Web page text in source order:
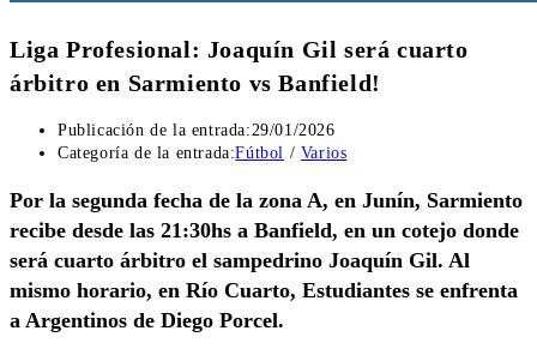
Liga Profesional: Joaquín Gil será cuarto
árbitro en Sarmiento vs Banfield!
Publicación de la entrada:29/01/2026
Categoría de la entrada:Fútbol / Varios
Por la segunda fecha de la zona A, en Junín, Sarmiento
recibe desde las 21:30hs a Banfield, en un cotejo donde
será cuarto árbitro el sampedrino Joaquín Gil. Al
mismo horario, en Río Cuarto, Estudiantes se enfrenta
a Argentinos de Diego Porcel.